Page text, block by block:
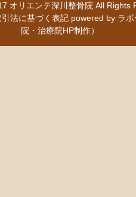
オリエンテ深川整骨院 All
法に基づく表記 powered by ラ
院・治療院HP制作）